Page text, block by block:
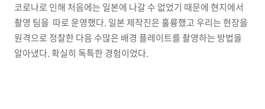
코로나로 인해 처음에는 일본에 나갈 수 없었기 때문에 현지에서
촬영 팀을 따로 운영했다. 일본 제작진은 훌륭했고 우리는 현장을
원격으로 정찰한 다음 수많은 배경 플레이트를 촬영하는 방법을
알아냈다. 확실히 독특한 경험이었다.